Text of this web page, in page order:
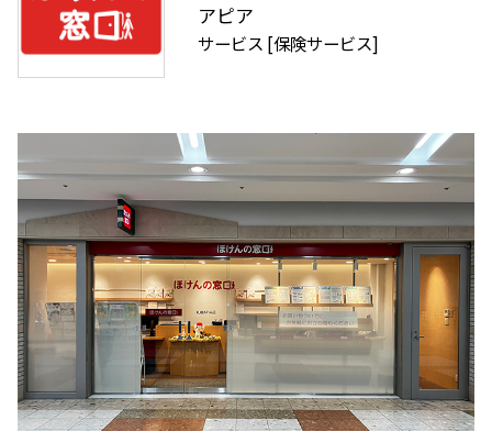
アピア
サービス [保険サービス]